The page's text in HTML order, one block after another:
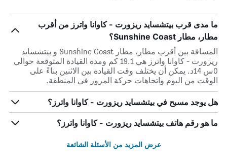
ما مدى قرب بيتشسايد ريزورت - كاوانا واترز من أقرب
مطار، مطار Sunshine Coast؟
المسافة بين أقرب مطار، مطار Sunshine Coast و بيتشسايد
ريزورت - كاوانا واترز هي 19.1 كم ومدة القيادة المتوقعة حوالي
0س 14د. يمكن أن يختلف وقت القيادة بين الاثنين بناءً على
الوقت من اليوم واتجاهات حركة المرور في المنطقة.
هل يوجد مسبح في بيتشسايد ريزورت - كاوانا واترز؟
ما هو رقم هاتف بيتشسايد ريزورت - كاوانا واترز؟
عرض المزيد من الأسئلة الشائعة